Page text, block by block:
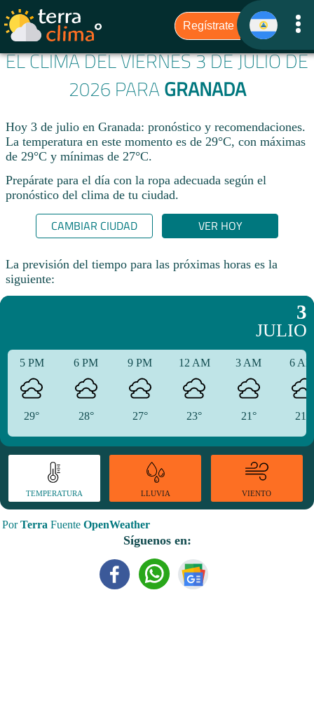
EL CLIMA DEL VIERNES 3 DE JULIO DE
2026 PARA GRANADA
Hoy 3 de julio en Granada: pronóstico y recomendaciones.
La temperatura en este momento es de 29°C, con máximas
de 29°C y mínimas de 27°C.
Prepárate para el día con la ropa adecuada según el
pronóstico del clima de tu ciudad.​
CAMBIAR CIUDAD VER HOY
La previsión del tiempo para las próximas horas es la
siguiente:
3
JULIO
5 PM
29°
6 PM
28°
9 PM
27°
12 AM
23°
3 AM
21°
6
21°
TEMPERATURA LLUVIA VIENTO
PorTerra Fuente OpenWeather
Síguenos en: